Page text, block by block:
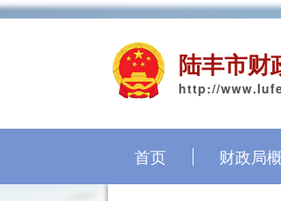
陆丰市财
http://
首页 财政局